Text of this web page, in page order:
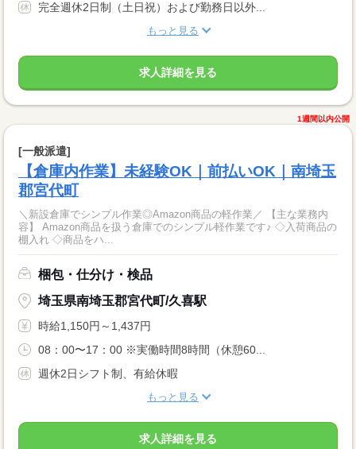
完全週休2日制（土日祝）および勤務日以外...
もっと見る
求人詳細を見る
1週間以内公開
[一般派遣]
【倉庫内作業】未経験OK｜前払いOK｜南埼玉
郡宮代町
＼新設倉庫でシンプル作業◎Amazon商品の軽作業／ 【主な業務内
容】 Amazon商品を扱う倉庫でのシンプル軽作業です♪ ◇入荷商品の
棚入れ ◇商品をハ...
梱包・仕分け・検品
埼玉県南埼玉郡宮代町/久喜駅
時給1,150円～1,437円
08：00〜17：00 ※実働時間8時間（休憩60...
週休2日シフト制、有給休暇
もっと見る
求人詳細を見る